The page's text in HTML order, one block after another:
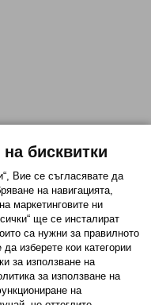
бисквитки
Вие се съгласявате да
на навигацията,
маркетинговите ни
ще се инсталират
са нужни за правилното
изберете кои категории
за използване на
за използване на
на